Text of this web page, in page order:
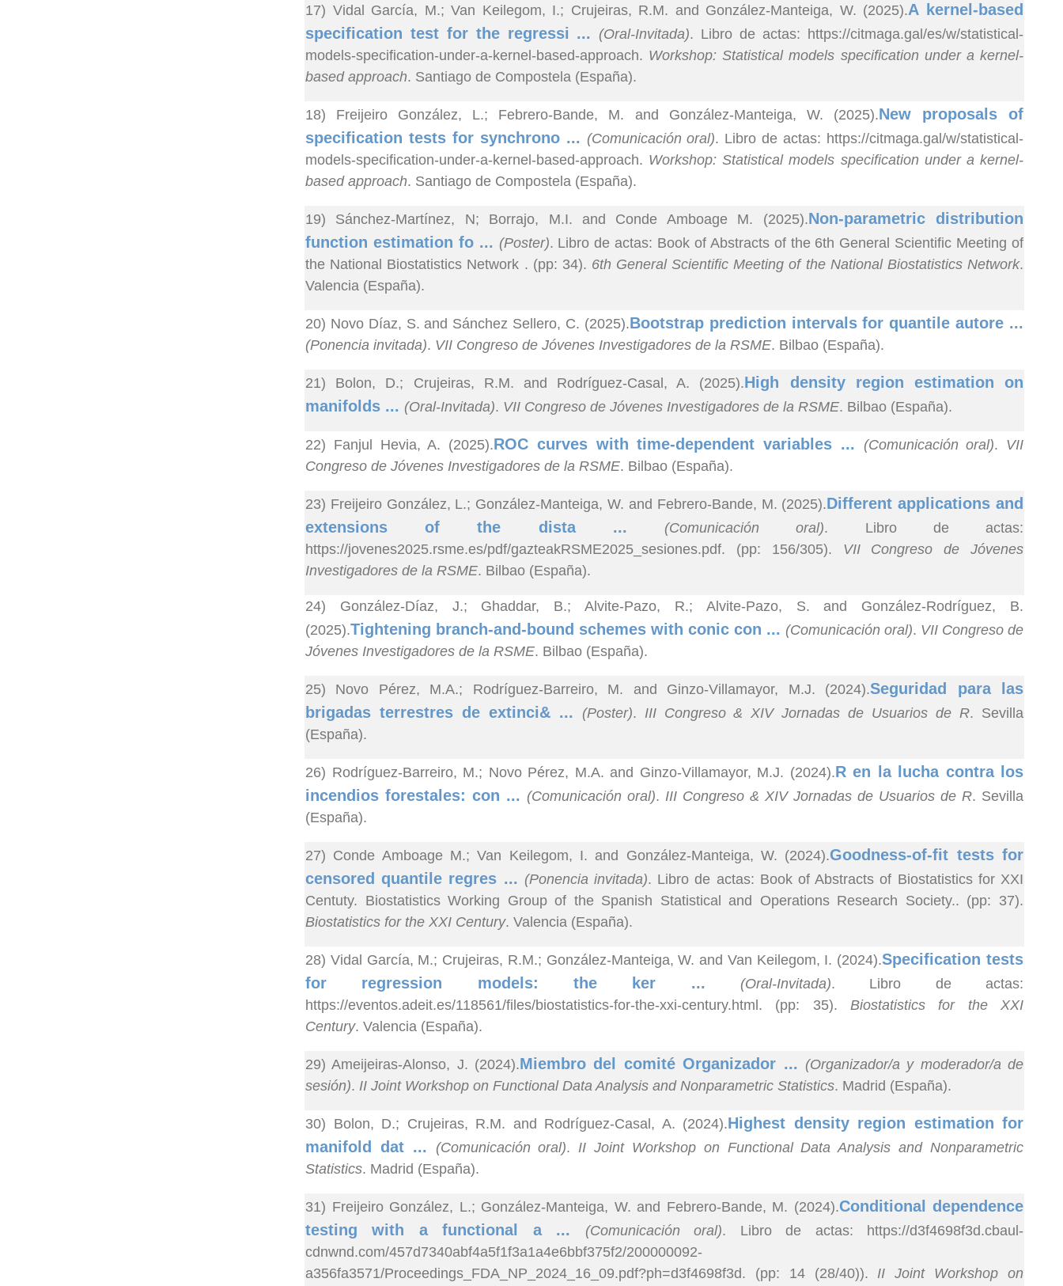
17) Vidal García, M.; Van Keilegom, I.; Crujeiras, R.M. and González-Manteiga, W. (2025).A kernel-based
specification test for the regressi ... (Oral-Invitada). Libro de actas: https://citmaga.gal/es/w/statistical-
models-specification-under-a-kernel-based-approach. Workshop: Statistical models specification under a kernel-
based approach. Santiago de Compostela (España).
18) Freijeiro González, L.; Febrero-Bande, M. and González-Manteiga, W. (2025).New proposals of
specification tests for synchrono ... (Comunicación oral). Libro de actas: https://citmaga.gal/w/statistical-
models-specification-under-a-kernel-based-approach. Workshop: Statistical models specification under a kernel-
based approach. Santiago de Compostela (España).
19) Sánchez-Martínez, N; Borrajo, M.I. and Conde Amboage M. (2025).Non-parametric distribution
function estimation fo ... (Poster). Libro de actas: Book of Abstracts of the 6th General Scientific Meeting of
the National Biostatistics Network . (pp: 34). 6th General Scientific Meeting of the National Biostatistics Network.
Valencia (España).
20) Novo Díaz, S. and Sánchez Sellero, C. (2025).Bootstrap prediction intervals for quantile autore ...
(Ponencia invitada). VII Congreso de Jóvenes Investigadores de la RSME. Bilbao (España).
21) Bolon, D.; Crujeiras, R.M. and Rodríguez-Casal, A. (2025).High density region estimation on
manifolds ... (Oral-Invitada). VII Congreso de Jóvenes Investigadores de la RSME. Bilbao (España).
22) Fanjul Hevia, A. (2025).ROC curves with time-dependent variables ... (Comunicación oral). VII
Congreso de Jóvenes Investigadores de la RSME. Bilbao (España).
23) Freijeiro González, L.; González-Manteiga, W. and Febrero-Bande, M. (2025).Different applications and
extensions of the dista ... (Comunicación oral). Libro de actas:
https://jovenes2025.rsme.es/pdf/gazteakRSME2025_sesiones.pdf. (pp: 156/305). VII Congreso de Jóvenes
Investigadores de la RSME. Bilbao (España).
24) González-Díaz, J.; Ghaddar, B.; Alvite-Pazo, R.; Alvite-Pazo, S. and González-Rodríguez, B.
(2025).Tightening branch-and-bound schemes with conic con ... (Comunicación oral). VII Congreso de
Jóvenes Investigadores de la RSME. Bilbao (España).
25) Novo Pérez, M.A.; Rodríguez-Barreiro, M. and Ginzo-Villamayor, M.J. (2024).Seguridad para las
brigadas terrestres de extinci& ...
(Poster). III Congreso & XIV Jornadas de Usuarios de R. Sevilla
(España).
26) Rodríguez-Barreiro, M.; Novo Pérez, M.A. and Ginzo-Villamayor, M.J. (2024).R en la lucha contra los
incendios forestales: con ... (Comunicación oral). III Congreso & XIV Jornadas de Usuarios de R. Sevilla
(España).
27) Conde Amboage M.; Van Keilegom, I. and González-Manteiga, W. (2024).Goodness-of-fit tests for
censored quantile regres ... (Ponencia invitada). Libro de actas: Book of Abstracts of Biostatistics for XXI
Centuty. Biostatistics Working Group of the Spanish Statistical and Operations Research Society.. (pp: 37).
Biostatistics for the XXI Century. Valencia (España).
28) Vidal García, M.; Crujeiras, R.M.; González-Manteiga, W. and Van Keilegom, I. (2024).Specification tests
for regression models: the ker ... (Oral-Invitada). Libro de actas:
https://eventos.adeit.es/118561/files/biostatistics-for-the-xxi-century.html. (pp: 35). Biostatistics for the XXI
Century. Valencia (España).
29) Ameijeiras-Alonso, J. (2024).Miembro del comité Organizador ... (Organizador/a y moderador/a de
sesión). II Joint Workshop on Functional Data Analysis and Nonparametric Statistics. Madrid (España).
30) Bolon, D.; Crujeiras, R.M. and Rodríguez-Casal, A. (2024).Highest density region estimation for
manifold dat ...
(Comunicación oral).II Joint Workshop on Functional Data Analysis and Nonparametric
Statistics. Madrid (España).
31) Freijeiro González, L.; González-Manteiga, W. and Febrero-Bande, M. (2024).Conditional dependence
testing with a functional a ...
(Comunicación oral). Libro de actas: https://d3f4698f3d.cbaul-
cdnwnd.com/457d7340abf4a5f1f3a1a4e6bbf375f2/200000092-
a356fa3571/Proceedings_FDA_NP_2024_16_09.pdf?ph=d3f4698f3d. (pp: 14 (28/40)). II Joint Workshop on